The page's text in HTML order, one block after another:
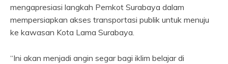
mengapresiasi langkah Pemkot Surabaya dalam
mempersiapkan akses transportasi publik untuk menuju
ke kawasan Kota Lama Surabaya.
“Ini akan menjadi angin segar bagi iklim belajar di